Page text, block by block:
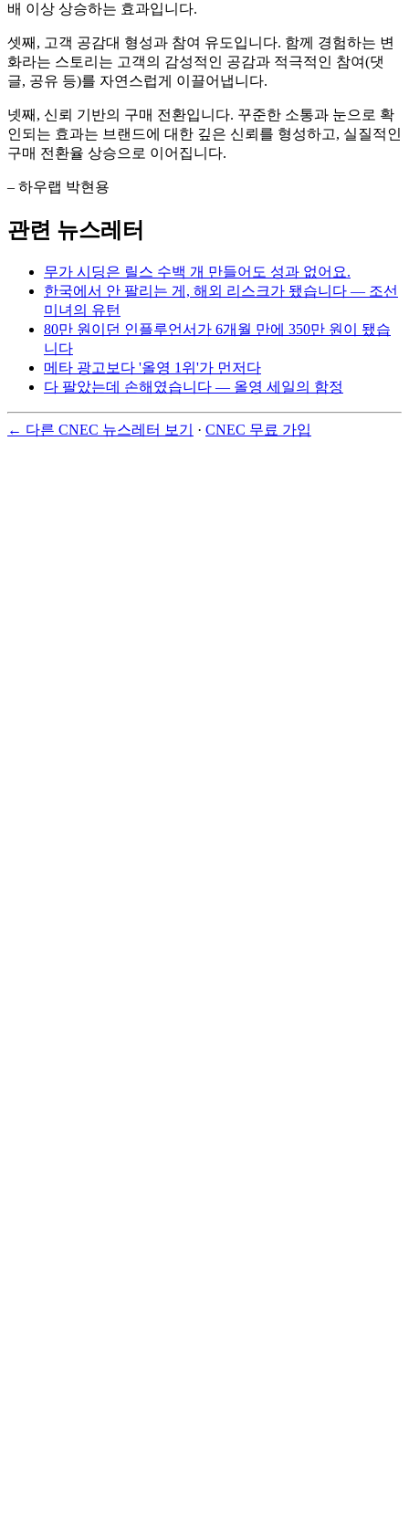
배 이상 상승하는 효과입니다.
셋째, 고객 공감대 형성과 참여 유도입니다. 함께 경험하는 변
화라는 스토리는 고객의 감성적인 공감과 적극적인 참여(댓
글, 공유 등)를 자연스럽게 이끌어냅니다.
넷째, 신뢰 기반의 구매 전환입니다. 꾸준한 소통과 눈으로 확
인되는 효과는 브랜드에 대한 깊은 신뢰를 형성하고, 실질적인
구매 전환율 상승으로 이어집니다.
– 하우랩 박현용
관련 뉴스레터
무가 시딩은 릴스 수백 개 만들어도 성과 없어요.
한국에서 안 팔리는 게, 해외 리스크가 됐습니다 — 조선
미녀의 유턴
80만 원이던 인플루언서가 6개월 만에 350만 원이 됐습
니다
메타 광고보다 '올영 1위'가 먼저다
다 팔았는데 손해였습니다 — 올영 세일의 함정
← 다른 CNEC 뉴스레터 보기 · CNEC 무료 가입